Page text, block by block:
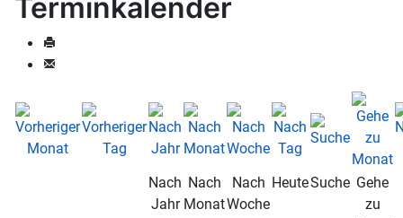
Terminkalender
Nach
Jahr
Nach
Monat
Nach
Woche
HeuteSuche Gehe
zu